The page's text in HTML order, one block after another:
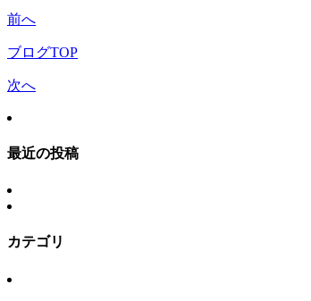
前へ
ブログTOP
次へ
最近の投稿
カテゴリ